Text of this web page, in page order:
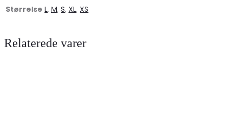
Størrelse L, M, S, XL, XS
Relaterede varer